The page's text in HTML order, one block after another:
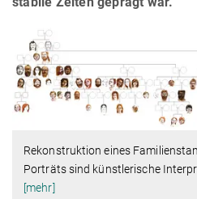
Rekonstruktion eines
Porträts sind künstlerische
[mehr]